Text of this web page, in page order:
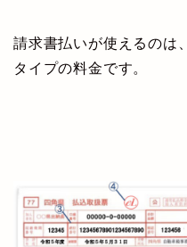
請求書払いが使えるのは
タイプの料金です。